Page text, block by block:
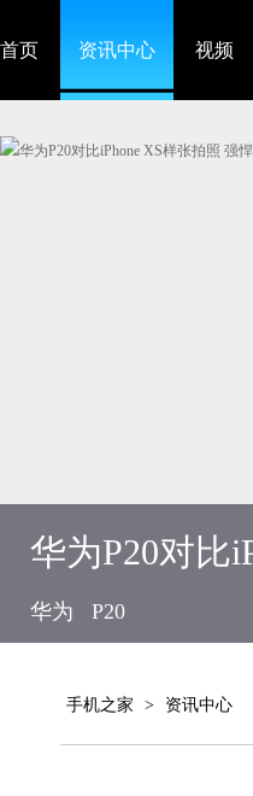
首页 资讯中心 视频
华为P20对比
华为 P20
手机之家 > 资讯中心